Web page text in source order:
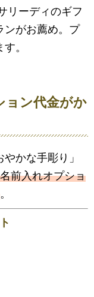
リーディのギフ
ンがお薦め。プ
。
ョン代金がか
かな手彫り」
前入れオプショ
。